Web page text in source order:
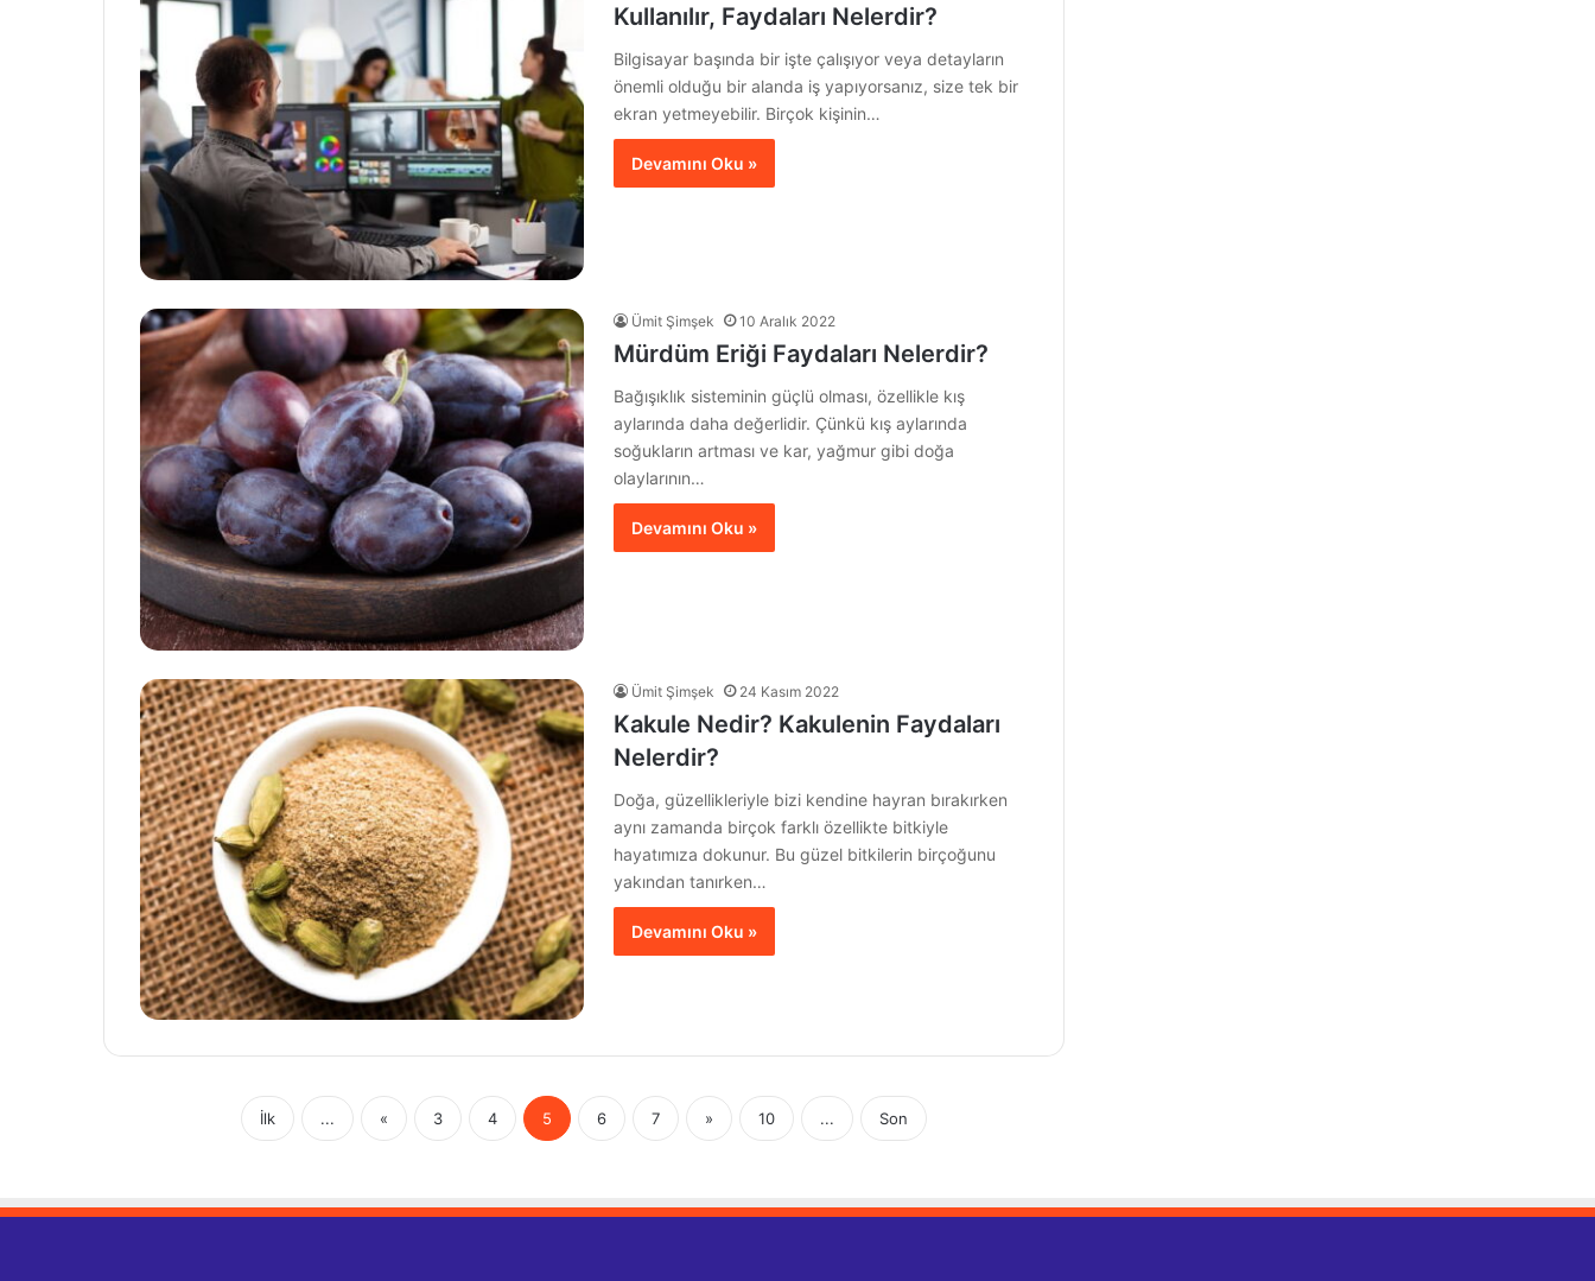
Kullanılır, Faydaları Nelerdir?
Bilgisayar başında bir işte çalışıyor veya detayların
önemli olduğu bir alanda iş yapıyorsanız, size tek bir
ekran yetmeyebilir. Birçok kişinin…
Devamını Oku »
Ümit Şimşek 10 Aralık 2022
Mürdüm Eriği Faydaları Nelerdir?
Bağışıklık sisteminin güçlü olması, özellikle kış
aylarında daha değerlidir. Çünkü kış aylarında
soğukların artması ve kar, yağmur gibi doğa
olaylarının…
Devamını Oku »
Ümit Şimşek 24 Kasım 2022
Kakule Nedir? Kakulenin Faydaları
Nelerdir?
Doğa, güzellikleriyle bizi kendine hayran bırakırken
aynı zamanda birçok farklı özellikte bitkiyle
hayatımıza dokunur. Bu güzel bitkilerin birçoğunu
yakından tanırken…
Devamını Oku »
İlk ... « 3 4 5 6 7 » 10 ... Son